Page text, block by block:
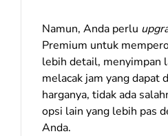
Namun, Anda perlu
Premium untuk
lebih detail, menyimpan
melacak jam yang dapat
harganya, tidak ada
opsi lain yang lebih pas
Anda.